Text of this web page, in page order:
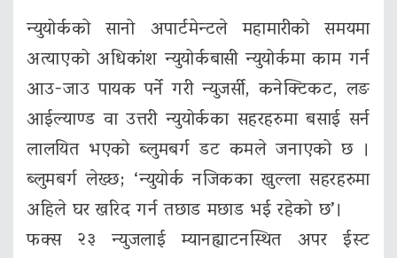
न्युयोर्कको सानो अपार्टमेन्टले महामारीको समयमा
अत्याएको अधिकांश न्युयोर्कबासी न्युयोर्कमा काम गर्न
आउ-जाउ पायक पर्ने गरी न्युजर्सी, कनेक्टिकट, लङ
आईल्याण्ड वा उत्तरी न्युयोर्कका सहरहरुमा बसाई सर्न
लालयित भएको ब्लुमबर्ग डट कमले जनाएको छ ।
ब्लुमबर्ग लेख्छ; ‘न्युयोर्क नजिकका खुल्ला सहरहरुमा
अहिले घर खरिद गर्न तछाड मछाड भई रहेको छ’।
फक्स २३ न्युजलाई म्यानह्याटनस्थित अपर ईस्ट